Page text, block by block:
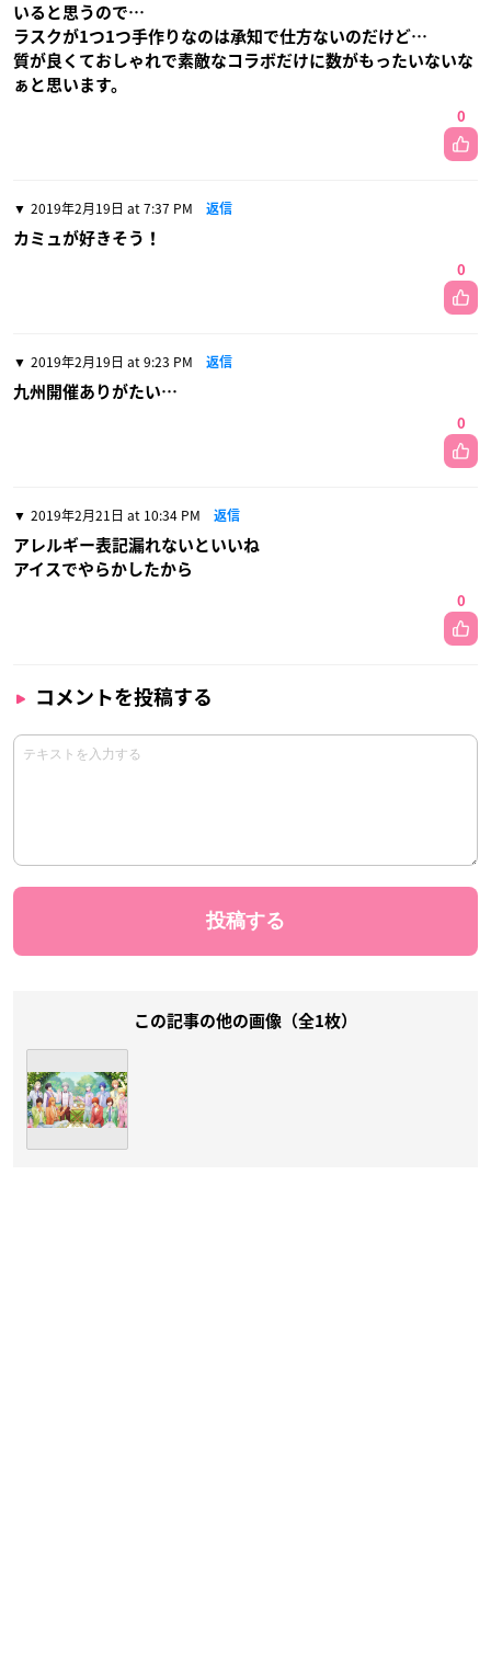
いると思うので…
ラスクが1つ1つ手作りなのは承知で仕方ないのだけど…
質が良くておしゃれで素敵なコラボだけに数がもったいないな
ぁと思います。
0
2019年2月19日 at 7:37 PM 返信
カミュが好きそう！
0
2019年2月19日 at 9:23 PM 返信
九州開催ありがたい…
0
2019年2月21日 at 10:34 PM 返信
アレルギー表記漏れないといいね
アイスでやらかしたから
0
コメントを投稿する
この記事の他の画像（全1枚）